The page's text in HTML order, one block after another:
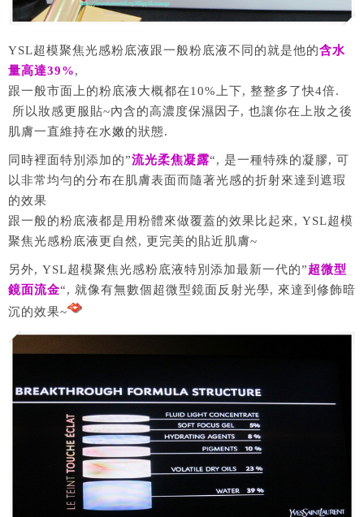
YSL超模聚焦光感粉底液跟一般粉底液不同的就是他的含水
量高達39%,
跟一般市面上的粉底液大概都在10%上下, 整整多了快4倍.
所以妝感更服貼~內含的高濃度保濕因子, 也讓你在上妝之後
肌膚一直維持在水嫩的狀態.
同時裡面特別添加的”流光柔焦凝露“, 是一種特殊的凝膠, 可
以非常均勻的分布在肌膚表面而隨著光感的折射來達到遮瑕
的效果
跟一般的粉底液都是用粉體來做覆蓋的效果比起來, YSL超模
聚焦光感粉底液更自然, 更完美的貼近肌膚~
另外, YSL超模聚焦光感粉底液特別添加最新一代的”超微型
鏡面流金“, 就像有無數個超微型鏡面反射光學, 來達到修飾暗
沉的效果~